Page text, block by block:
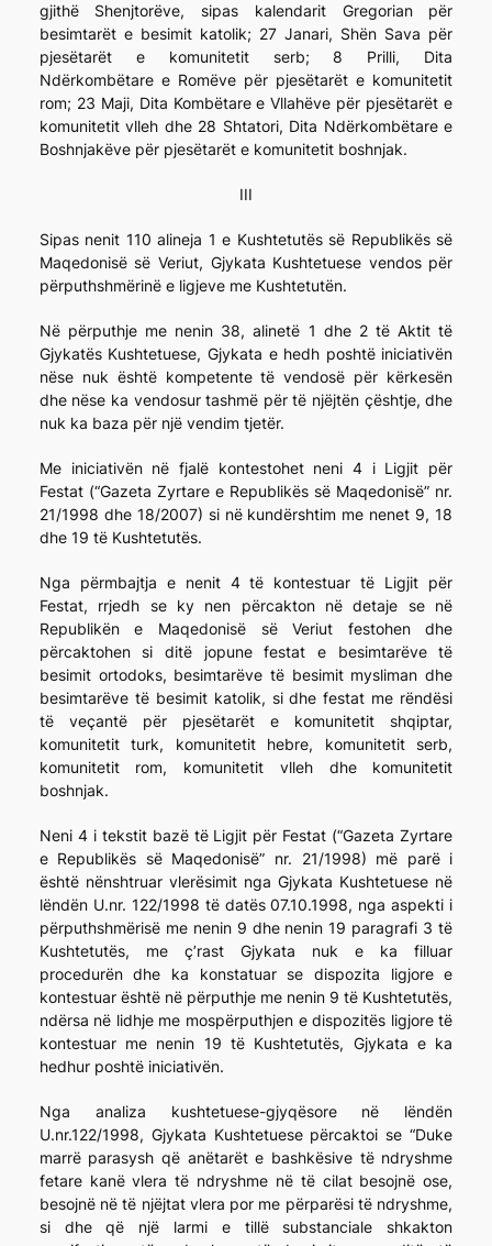
gjithë Shenjtorëve, sipas kalendarit Gregorian për
besimtarët e besimit katolik; 27 Janari, Shën Sava për
pjesëtarët e komunitetit serb; 8 Prilli, Dita
Ndërkombëtare e Romëve për pjesëtarët e komunitetit
rom; 23 Maji, Dita Kombëtare e Vllahëve për pjesëtarët e
komunitetit vlleh dhe 28 Shtatori, Dita Ndërkombëtare e
Boshnjakëve për pjesëtarët e komunitetit boshnjak.
III
Sipas nenit 110 alineja 1 e Kushtetutës së Republikës së
Maqedonisë së Veriut, Gjykata Kushtetuese vendos për
përputhshmërinë e ligjeve me Kushtetutën.
Në përputhje me nenin 38, alinetë 1 dhe 2 të Aktit të
Gjykatës Kushtetuese, Gjykata e hedh poshtë iniciativën
nëse nuk është kompetente të vendosë për kërkesën
dhe nëse ka vendosur tashmë për të njëjtën çështje, dhe
nuk ka baza për një vendim tjetër.
Me iniciativën në fjalë kontestohet neni 4 i Ligjit për
Festat (“Gazeta Zyrtare e Republikës së Maqedonisë” nr.
21/1998 dhe 18/2007) si në kundërshtim me nenet 9, 18
dhe 19 të Kushtetutës.
Nga përmbajtja e nenit 4 të kontestuar të Ligjit për
Festat, rrjedh se ky nen përcakton në detaje se në
Republikën e Maqedonisë së Veriut festohen dhe
përcaktohen si ditë jopune festat e besimtarëve të
besimit ortodoks, besimtarëve të besimit mysliman dhe
besimtarëve të besimit katolik, si dhe festat me rëndësi
të veçantë për pjesëtarët e komunitetit shqiptar,
komunitetit turk, komunitetit hebre, komunitetit serb,
komunitetit rom, komunitetit vlleh dhe komunitetit
boshnjak.
Neni 4 i tekstit bazë të Ligjit për Festat (“Gazeta Zyrtare
e Republikës së Maqedonisë” nr. 21/1998) më parë i
është nënshtruar vlerësimit nga Gjykata Kushtetuese në
lëndën U.nr. 122/1998 të datës 07.10.1998, nga aspekti i
përputhshmërisë me nenin 9 dhe nenin 19 paragrafi 3 të
Kushtetutës, me ç’rast Gjykata nuk e ka filluar
procedurën dhe ka konstatuar se dispozita ligjore e
kontestuar është në përputhje me nenin 9 të Kushtetutës,
ndërsa në lidhje me mospërputhjen e dispozitës ligjore të
kontestuar me nenin 19 të Kushtetutës, Gjykata e ka
hedhur poshtë iniciativën.
Nga analiza kushtetuese-gjyqësore në lëndën
U.nr.122/1998, Gjykata Kushtetuese përcaktoi se “Duke
marrë parasysh që anëtarët e bashkësive të ndryshme
fetare kanë vlera të ndryshme në të cilat besojnë ose,
besojnë në të njëjtat vlera por me përparësi të ndryshme,
si dhe që një larmi e tillë substanciale shkakton